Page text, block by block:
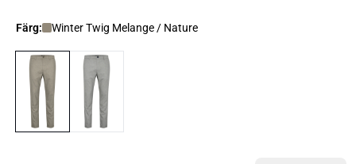
Färg: Winter Twig Melange / Nature